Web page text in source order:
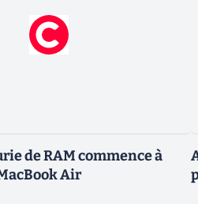
de RAM commence à
Air